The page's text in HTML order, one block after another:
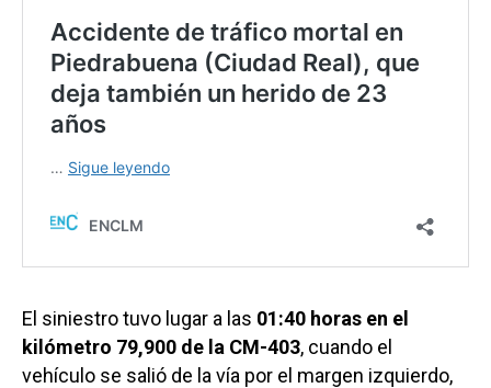
El siniestro tuvo lugar a las 01:40 horas en el
kilómetro 79,900 de la CM-403, cuando el
vehículo se salió de la vía por el margen izquierdo,